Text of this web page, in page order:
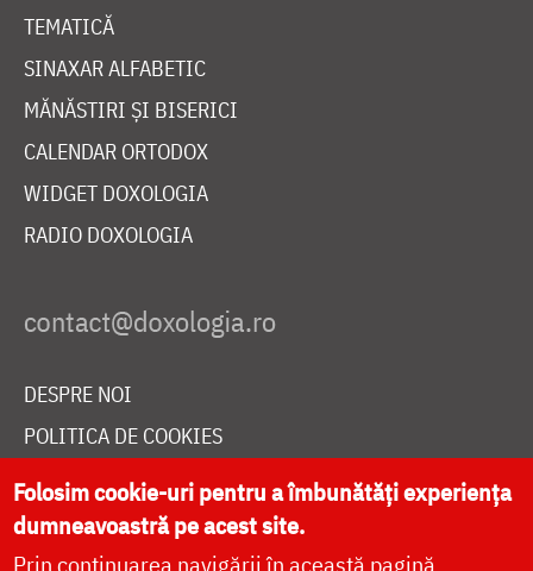
TEMATICĂ
SINAXAR ALFABETIC
MĂNĂSTIRI ȘI BISERICI
CALENDAR ORTODOX
WIDGET DOXOLOGIA
RADIO DOXOLOGIA
DESPRE NOI
POLITICA DE COOKIES
DONEAZĂ ONLINE PENTRU CATEDRALA NAȚIONALĂ
Folosim cookie-uri pentru a îmbunătăți experiența
dumneavoastră pe acest site.
Prin continuarea navigării în această pagină